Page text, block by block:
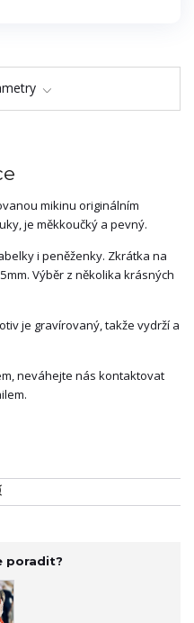
mikinu originálním
je měkkoučký a pevný.
i peněženky. Zkrátka na
Výběr z několika krásných
je gravírovaný, takže vydrží a
neváhejte nás kontaktovat
poradit?